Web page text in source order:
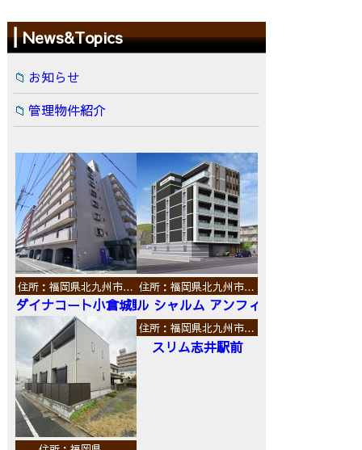
News&Topics
お知らせ
管理物件紹介
住所：福岡県北九州市…
ダイナコート小倉城野
住所：福岡県北九州市…
ル シャルム アンフィニ
住所：福岡県北九州市…
スリム志井駅前